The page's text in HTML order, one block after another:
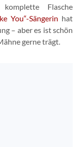
Flasche
You“-Sängerin hat
– aber es ist schön
gerne trägt.